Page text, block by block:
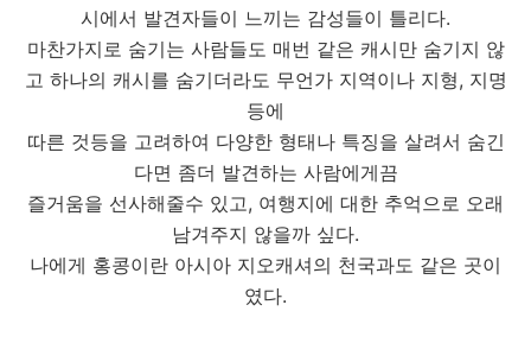
시에서 발견자들이 느끼는 감성들이 틀리다.
마찬가지로 숨기는 사람들도 매번 같은 캐시만 숨기지 않
고 하나의 캐시를 숨기더라도 무언가 지역이나 지형, 지명
등에
따른 것등을 고려하여 다양한 형태나 특징을 살려서 숨긴
다면 좀더 발견하는 사람에게끔
즐거움을 선사해줄수 있고, 여행지에 대한 추억으로 오래
남겨주지 않을까 싶다.
나에게 홍콩이란 아시아 지오캐셔의 천국과도 같은 곳이
였다.